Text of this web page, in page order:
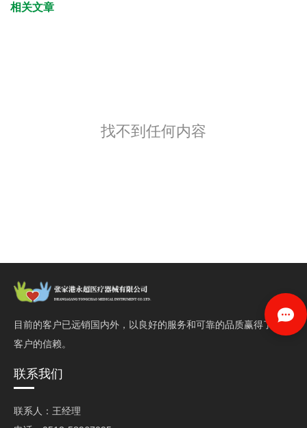
相关文章
找不到任何内容
目前的客户已远销国内外，以良好的服务和可靠的品质赢得了
客户的信赖。
联系我们
联系人：王经理